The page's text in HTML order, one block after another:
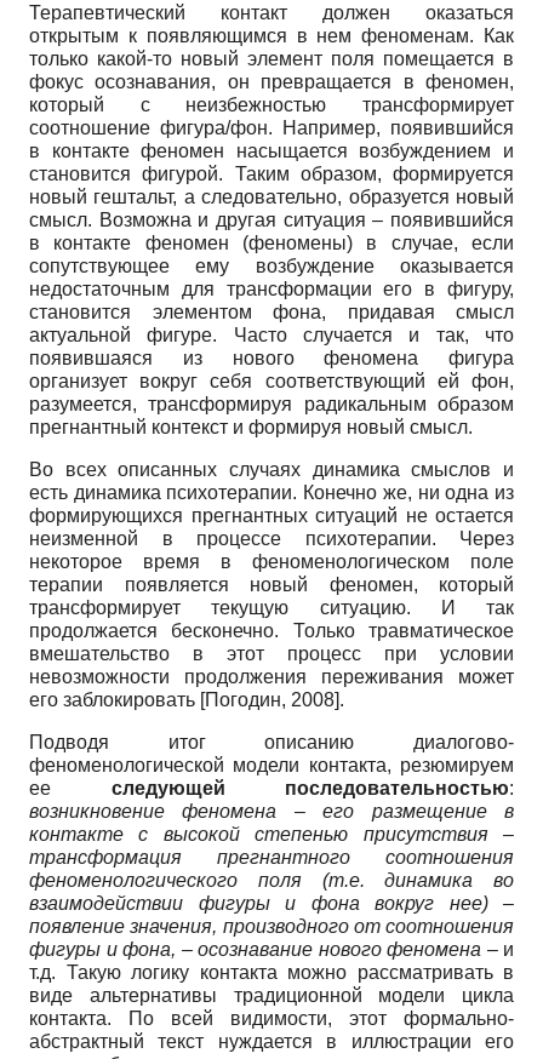
Терапевтический контакт должен оказаться
открытым к появляющимся в нем феноменам. Как
только какой-то новый элемент поля помещается в
фокус осознавания, он превращается в феномен,
который с неизбежностью трансформирует
соотношение фигура/фон. Например, появившийся
в контакте феномен насыщается возбуждением и
становится фигурой. Таким образом, формируется
новый гештальт, а следовательно, образуется новый
смысл. Возможна и другая ситуация – появившийся
в контакте феномен (феномены) в случае, если
сопутствующее ему возбуждение оказывается
недостаточным для трансформации его в фигуру,
становится элементом фона, придавая смысл
актуальной фигуре. Часто случается и так, что
появившаяся из нового феномена фигура
организует вокруг себя соответствующий ей фон,
разумеется, трансформируя радикальным образом
прегнантный контекст и формируя новый смысл.
Во всех описанных случаях динамика смыслов и
есть динамика психотерапии. Конечно же, ни одна из
формирующихся прегнантных ситуаций не остается
неизменной в процессе психотерапии. Через
некоторое время в феноменологическом поле
терапии появляется новый феномен, который
трансформирует текущую ситуацию. И так
продолжается бесконечно. Только травматическое
вмешательство в этот процесс при условии
невозможности продолжения переживания может
его заблокировать [Погодин, 2008].
Подводя итог описанию диалогово-
феноменологической модели контакта, резюмируем
ее следующей последовательностью:
возникновение феномена – его размещение в
контакте с высокой степенью присутствия –
трансформация прегнантного соотношения
феноменологического поля (т.е. динамика во
взаимодействии фигуры и фона вокруг нее) –
появление значения, производного от соотношения
фигуры и фона, – осознавание нового феномена – и
т.д. Такую логику контакта можно рассматривать в
виде альтернативы традиционной модели цикла
контакта. По всей видимости, этот формально-
абстрактный текст нуждается в иллюстрации его